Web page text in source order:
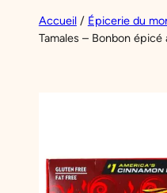
Accueil/ Épicerie du
Tamales – Bonbon épicé